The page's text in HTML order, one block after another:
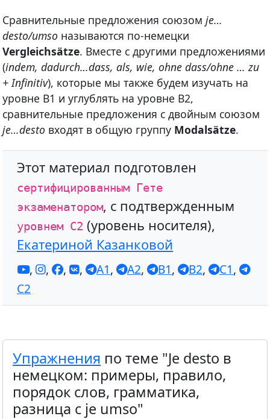
Сравнительные предложения союзом je…
desto/umso называются по-немецки
Vergleichsätze. Вместе с другими предложениями
(indem, dadurch…dass, als, wie, ohne dass/ohne … zu
+ Infinitiv), которые мы также будем изучать на
уровне В1 и углублять на уровне В2,
сравнительные предложения с двойным союзом
je…desto входят в общую группу Modalsätze.
Этот материал подготовлен
сертифицированным Гете
экзаменатором, с подтвержденным
уровнем С2 (уровень носителя),
Екатериной Казанковой
, , , , A1, A2, B1, B2, C1,
C2
Упражнения по теме "Je desto в
немецком: примеры, правило,
порядок слов, грамматика,
разница с je umso"